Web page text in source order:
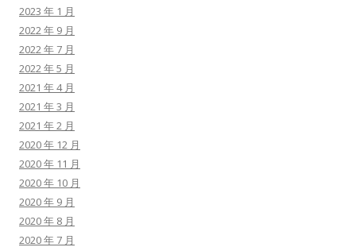
2023 年 1 月
2022 年 9 月
2022 年 7 月
2022 年 5 月
2021 年 4 月
2021 年 3 月
2021 年 2 月
2020 年 12 月
2020 年 11 月
2020 年 10 月
2020 年 9 月
2020 年 8 月
2020 年 7 月